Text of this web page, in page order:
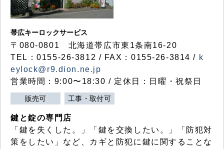
帯広キーロックサービス
〒080-0801 北海道帯広市東1条南16-20
TEL：0155-26-3812 / FAX：0155-26-3814 / k
eylock@r9.dion.ne.jp
営業時間：9:00〜18:30 / 定休日：日曜・祝祭日
販売可 工事・取付可
鍵と錠の専門店
「鍵を失くした。」「鍵を交換したい。」「防犯対
策をしたい」など、カギと防犯に鍵に関することな